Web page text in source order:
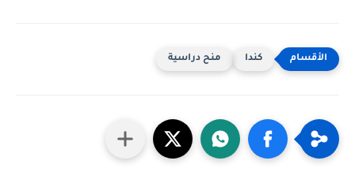
كندا منح دراسية